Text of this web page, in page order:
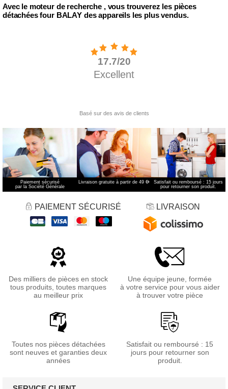
Avec le moteur de recherche , vous trouverez les pièces
détachées four BALAY des appareils les plus vendus.
Paiement sécurisé
par la Société Générale
Livraison gratuite à partir de 49 €*
Satisfait ou remboursé : 15 jours
pour retourner son produit.
PAIEMENT SÉCURISÉ LIVRAISON
Des milliers de pièces en stock
tous produits, toutes marques
au meilleur prix
Une équipe jeune, formée
à votre service pour vous aider
à trouver votre pièce
Toutes nos pièces détachées
sont neuves et garanties deux
années
Satisfait ou remboursé : 15
jours pour retourner son
produit.